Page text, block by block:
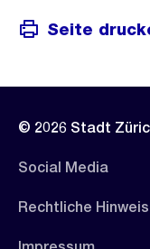
Seite
© 2026 Stadt
Social Media
Rechtliche